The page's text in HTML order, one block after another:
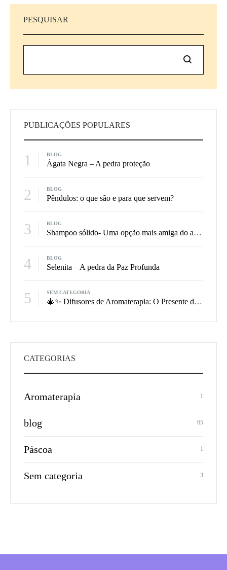
PESQUISAR
Pesquisar
PUBLICAÇÕES POPULARES
1 BLOG
Ágata Negra – A pedra proteção
2 BLOG
Pêndulos: o que são e para que servem?
3 BLOG
Shampoo sólido- Uma opção mais amiga do ambiente
4 BLOG
Selenita – A pedra da Paz Profunda
5 SEM CATEGORIA
🎄✨ Difusores de Aromaterapia: O Presente de Natal Que Perfuma, Equilibra e Encanta
CATEGORIAS
Aromaterapia 1
blog 65
Páscoa 1
Sem categoria 3